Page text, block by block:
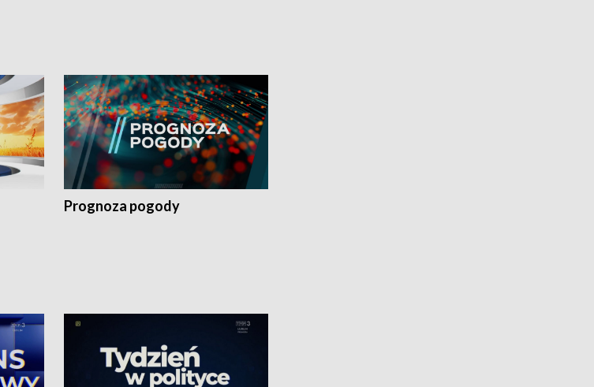
Prognoza pogody